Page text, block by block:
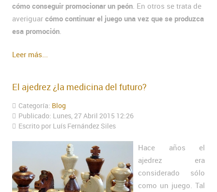
cómo conseguir promocionar un peón . En otros se trata de
averiguar cómo continuar el juego una vez que se produzca
esa promoción
Leer más...
El ajedrez ¿la medicina del futuro?
Categoría: Blog
Publicado: Lunes, 27 Abril 2015 12:26
Escrito por Luís Fernández Siles
Hace años el
ajedrez era
considerado sólo
como un juego. Tal